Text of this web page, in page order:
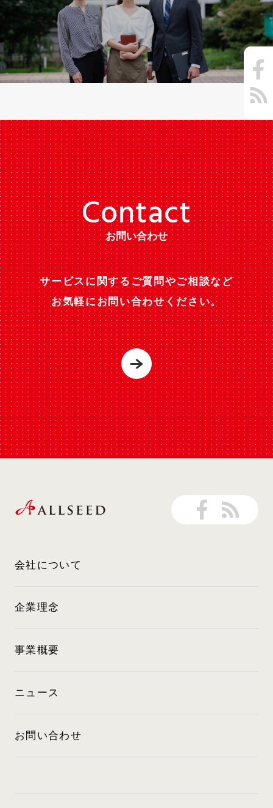
Contact
お問い合わせ
サービスに関するご質問やご相談など
お気軽にお問い合わせください。
会社について
企業理念
事業概要
ニュース
お問い合わせ